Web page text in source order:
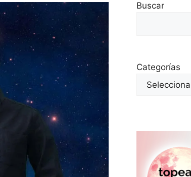
Buscar
Categorías